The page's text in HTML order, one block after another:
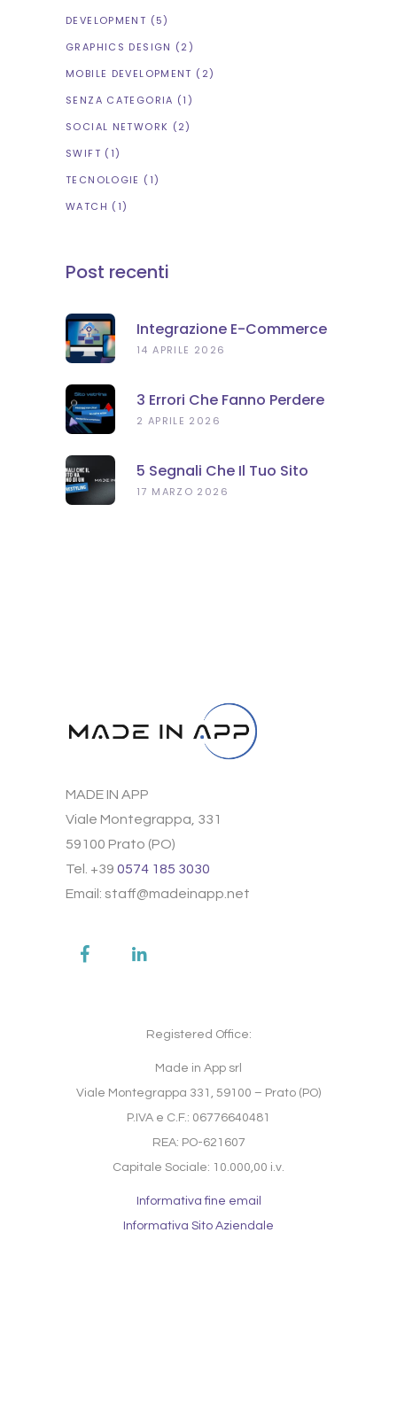
DEVELOPMENT (5)
GRAPHICS DESIGN (2)
MOBILE DEVELOPMENT (2)
SENZA CATEGORIA (1)
SOCIAL NETWORK (2)
SWIFT (1)
TECNOLOGIE (1)
WATCH (1)
Post recenti
Integrazione E-Commerce
E Gestionale: Perché È
14 APRILE 2026
3 Errori Che Fanno Perdere
Clienti Al Tuo Sito Vetrina
2 APRILE 2026
5 Segnali Che Il Tuo Sito
Web Ha Bisogno Di Un
17 MARZO 2026
MADE IN APP
Viale Montegrappa, 331
59100 Prato (PO)
Tel. +39 0574 185 3030
Email: staff@madeinapp.net
Registered Office:
Made in App srl
Viale Montegrappa 331, 59100 – Prato (PO)
P.IVA e C.F.: 06776640481
REA: PO-621607
Capitale Sociale: 10.000,00 i.v.
Informativa fine email
Informativa Sito Aziendale